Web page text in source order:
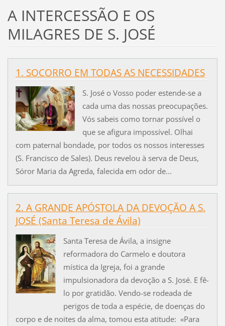
A INTERCESSÃO E OS
MILAGRES DE S. JOSÉ
1. SOCORRO EM TODAS AS NECESSIDADES
S. José o Vosso poder estende-se a
cada uma das nossas preocupações.
Vós sabeis como tornar possível o
que se afigura impossível. Olhai
com paternal bondade, por todos os nossos interesses
(S. Francisco de Sales). Deus revelou à serva de Deus,
Sóror Maria da Agreda, falecida em odor de...
2. A GRANDE APÓSTOLA DA DEVOÇÃO A S.
JOSÉ (Santa Teresa de Ávila)
Santa Teresa de Ávila, a insigne
reformadora do Carmelo e doutora
mística da Igreja, foi a grande
impulsionadora da devoção a S. José. E fê-
lo por gratidão. Vendo-se rodeada de
perigos de toda a espécie, de doenças do
corpo e de noites da alma, tomou esta atitude: «Para